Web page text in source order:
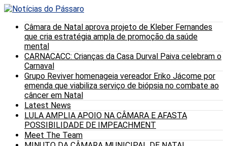
Câmara de Natal aprova projeto de Kleber Fernandes
que cria estratégia ampla de promoção da saúde
mental
CARNACACC: Crianças da Casa Durval Paiva celebram o
Carnaval
Grupo Reviver homenageia vereador Eriko Jácome por
emenda que viabiliza serviço de biópsia no combate ao
câncer em Natal
Latest News
LULA AMPLIA APOIO NA CÂMARA E AFASTA
POSSIBILIDADE DE IMPEACHMENT
Meet The Team